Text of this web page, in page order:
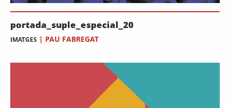
portada_suple_especial_20
IMATGES | PAU FABREGAT